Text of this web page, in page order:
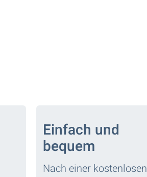
Einfach und
bequem
Nach einer kostenlosen